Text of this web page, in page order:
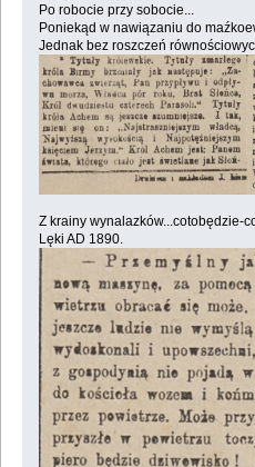
Po robocie przy sobocie...
Poniekąd w nawiązaniu do
Jednak bez roszczeń
Z krainy wynalazków...cotobędzie-
Lęki AD 1890.